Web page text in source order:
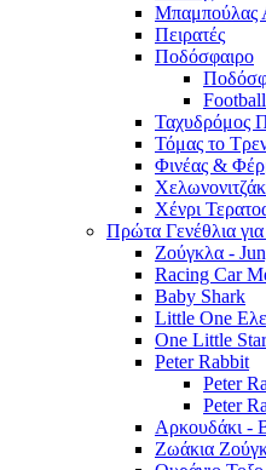
Μπαμπούλας
Πειρατές
Ποδόσφαιρο
Ταχυδρόμος
Τόμας το
Φινέας &
Χένρι
Πρώτα Γενέθλια
Ζούγκλα -
Racing Car
Baby Shark
Little One
One Little
Peter Rabbit
Peter
Peter
Αρκουδάκι -
Ζωάκια